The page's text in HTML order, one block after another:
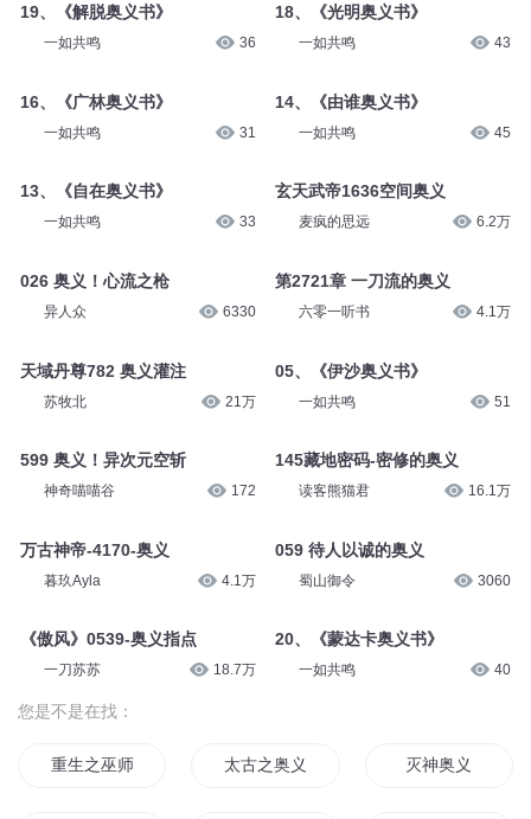
19、《解脱奥义书》
一如共鸣 36
16、《广林奥义书》
一如共鸣 31
13、《自在奥义书》
一如共鸣 33
026 奥义！心流之枪
异人众 6330
天域丹尊782 奥义灌注
苏牧北 21万
599 奥义！异次元空斩
神奇喵喵谷 172
万古神帝-4170-奥义
暮玖Ayla 4.1万
《傲风》0539-奥义指点
一刀苏苏 18.7万
18、《光明奥义书》
一如共鸣 43
14、《由谁奥义书》
一如共鸣 45
玄天武帝1636空间奥义
麦疯的思远 6.2万
第2721章 一刀流的奥义
六零一听书 4.1万
05、《伊沙奥义书》
一如共鸣 51
145藏地密码-密修的奥义
读客熊猫君 16.1万
059 待人以诚的奥义
蜀山御令 3060
20、《蒙达卡奥义书》
一如共鸣 40
您是不是在找：
重生之巫师奥义 太古之奥义战神 灭神奥义